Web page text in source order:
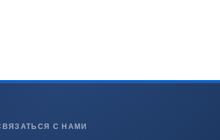
С НАМИ